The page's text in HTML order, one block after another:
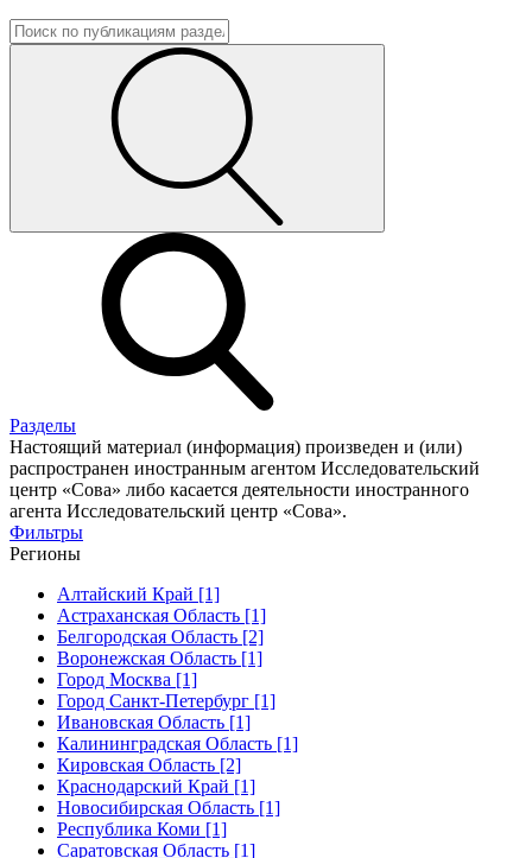
Разделы
Настоящий материал (информация) произведен и (или)
распространен иностранным агентом Исследовательский
центр «Сова» либо касается деятельности иностранного
агента Исследовательский центр «Сова».
Фильтры
Регионы
Алтайский Край [1]
Астраханская Область [1]
Белгородская Область [2]
Воронежская Область [1]
Город Москва [1]
Город Санкт-Петербург [1]
Ивановская Область [1]
Калининградская Область [1]
Кировская Область [2]
Краснодарский Край [1]
Новосибирская Область [1]
Республика Коми [1]
Саратовская Область [1]